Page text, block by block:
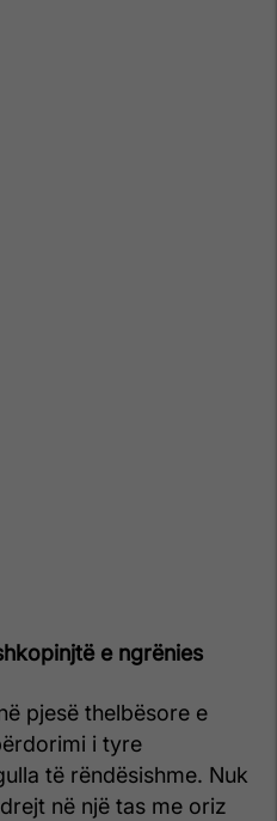
e ngrënies
pjesë thelbësore e
i tyre
të rëndësishme. Nuk
në një tas me oriz